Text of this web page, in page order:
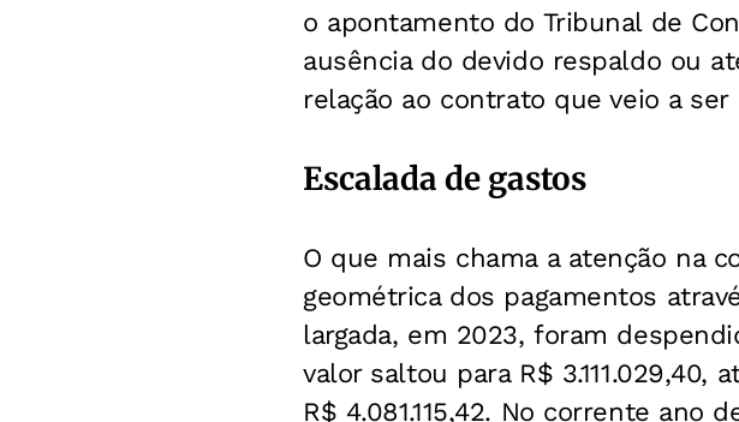
o apontamento do Tribunal de
ausência do devido respaldo ou
relação ao contrato que veio a ser
Escalada de gastos
O que mais chama a atenção na
geométrica dos pagamentos
largada, em 2023, foram
valor saltou para R$
R$ 4.081.115,42. No corrente ano